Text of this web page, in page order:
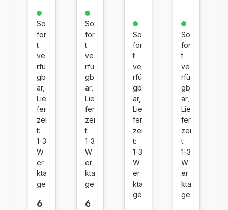
X
41
5
X
Sc
h
w
ar
z
So
for
t
ve
rfü
gb
ar,
Lie
fer
zei
t:
1-3
W
er
kta
ge
6
X
41
5
X
C
ya
n
So
for
t
ve
rfü
gb
ar,
Lie
fer
zei
t:
1-3
W
er
kta
ge
6
32
41
5
X
G
el
b
So
for
t
ve
rfü
gb
ar,
Lie
fer
zei
t:
1-3
W
er
kta
ge
33
41
5
X
M
ag
en
ta
So
for
t
ve
rfü
gb
ar,
Lie
fer
zei
t:
1-3
W
er
kta
ge